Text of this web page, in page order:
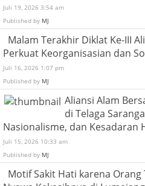
Juli 19, 2026 3:54 am
Published by MJ
Malam Terakhir Diklat Ke-III
Perkuat Keorganisasian dan
Juli 16, 2026 1:07 pm
Published by MJ
Aliansi Alam
di Telaga
Nasionalisme, dan Kesadaran
Juli 15, 2026 10:33 am
Published by MJ
Motif Sakit Hati karena Orang